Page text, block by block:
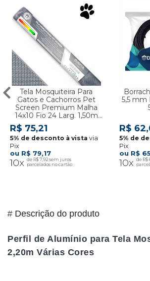
Tela Mosquiteira Para
Gatos e Cachorros Pet
Screen Premium Malha
14x10 Fio 24 Larg. 1,50m
Cinza - Por Metro
R$ 79,17
10x R$ 7,92
R$ 75,21
via
Pix
5,5 mm
R$
10x R$
R$
Pix
# Descrição do produto
Perfil de Alumínio para Tela
2,20m Várias Cores